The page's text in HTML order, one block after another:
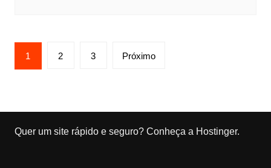
a
n
1 2 3 Próximo
Quer um site rápido e seguro? Conheça a Hostinger.